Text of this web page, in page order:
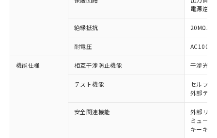
電源逆接
絶縁抵抗 20MΩ以
耐電圧
機能仕様 相互干渉防止機能 干渉光回
テスト機能
セルフテ
外部テス
安全関連機能
外部リレ
ミューテ
キーキャ
ご利用条件
非含有に対応した製品が提供可能な商品で
対応予定：EU RoHS指令（10物質）の非含